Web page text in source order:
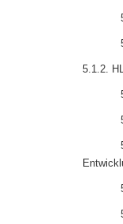
5.1.2.